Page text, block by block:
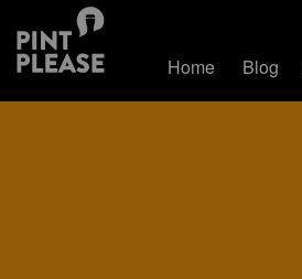
Home Blog